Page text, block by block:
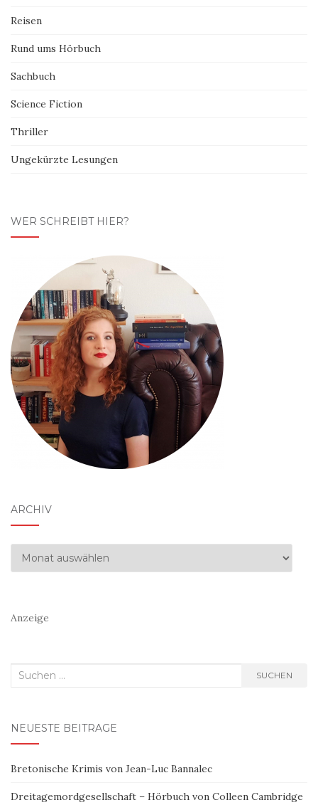
Reisen
Rund ums Hörbuch
Sachbuch
Science Fiction
Thriller
Ungekürzte Lesungen
WER SCHREIBT HIER?
ARCHIV
Archiv
Anzeige
Suchen
SUCHEN
NEUESTE BEITRÄGE
Bretonische Krimis von Jean-Luc Bannalec
Dreitagemordgesellschaft – Hörbuch von Colleen Cambridge